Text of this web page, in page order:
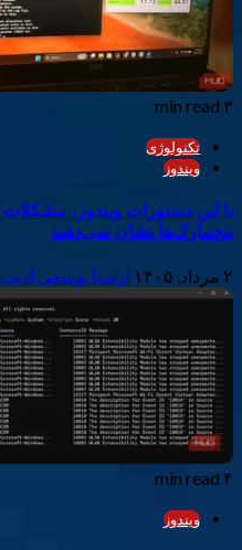
۳ min read
تکنولوژی
ویندوز
بنچمارک‌ها نشان نمی‌دهند
۲ مرداد, ۱۴۰۵ ارشیا یوسفی ادیب
۴ min read
ویندوز